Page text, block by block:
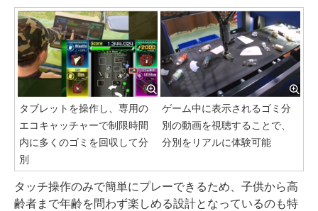
タブレットを操作し、専用の
エコキャッチャーで制限時間
内に多くのゴミを回収して分
別
ゲーム中に表示されるゴミ分
別の動画を視聴することで、
分別をリアルに体験可能
タッチ操作のみで簡単にプレーできるため、子供から高
齢者まで年齢を問わず楽しめる設計となっているのも特